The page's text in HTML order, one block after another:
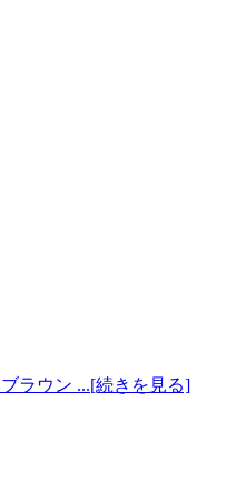
ラウン ...[続きを見る]